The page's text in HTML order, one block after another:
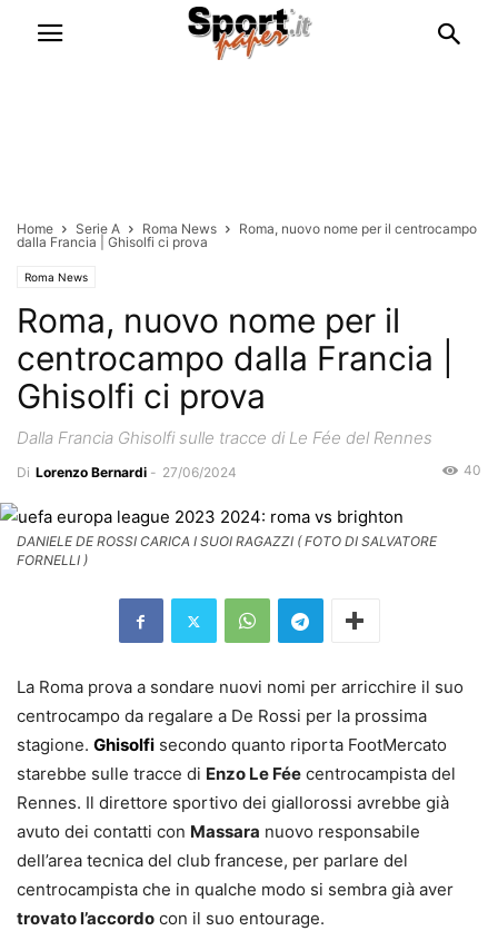
Home Serie A Roma News
Roma, nuovo nome per il centrocampo
dalla Francia | Ghisolfi ci prova
Roma News
Roma, nuovo nome per il
centrocampo dalla Francia |
Ghisolfi ci prova
Dalla Francia Ghisolfi sulle tracce di Le Fée del Rennes
Di Lorenzo Bernardi - 27/06/2024 40
DANIELE DE ROSSI CARICA I SUOI RAGAZZI ( FOTO DI SALVATORE
FORNELLI )
La Roma prova a sondare nuovi nomi per arricchire il suo
centrocampo da regalare a De Rossi per la prossima
stagione. Ghisolfi secondo quanto riporta FootMercato
starebbe sulle tracce di Enzo Le Fée centrocampista del
Rennes. Il direttore sportivo dei giallorossi avrebbe già
avuto dei contatti con Massara nuovo responsabile
dell’area tecnica del club francese, per parlare del
centrocampista che in qualche modo si sembra già aver
trovato l’accordo con il suo entourage.